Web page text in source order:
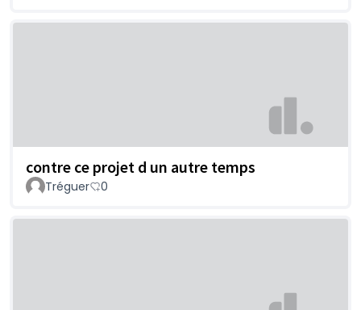
contre ce projet d un autre temps
Tréguer 0